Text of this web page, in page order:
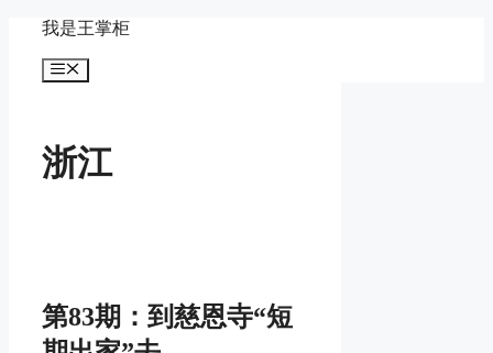
content
我是王掌柜
Menu
浙江
第83期：到慈恩寺“短